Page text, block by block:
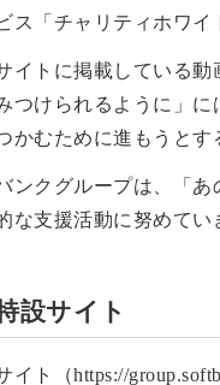
ス「チャリティホワ
イトに掲載している
つけられるように」
かむために進もうと
ンクグループは、「
な支援活動に努めてい
設サイト
ト（https://